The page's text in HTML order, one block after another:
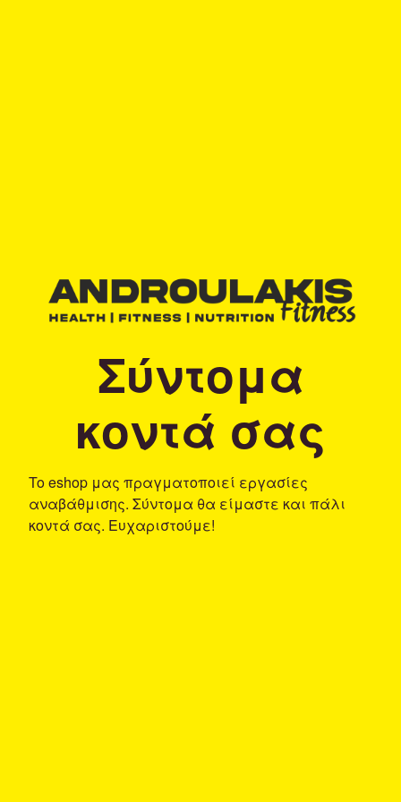
Σύντομα
κοντά σας
To eshop μας πραγματοποιεί εργασίες
αναβάθμισης. Σύντομα θα είμαστε και πάλι
κοντά σας. Ευχαριστούμε!